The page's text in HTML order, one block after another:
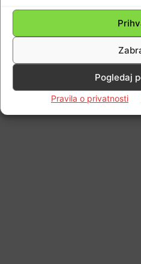
Pogledaj
Pravila o privatnosti